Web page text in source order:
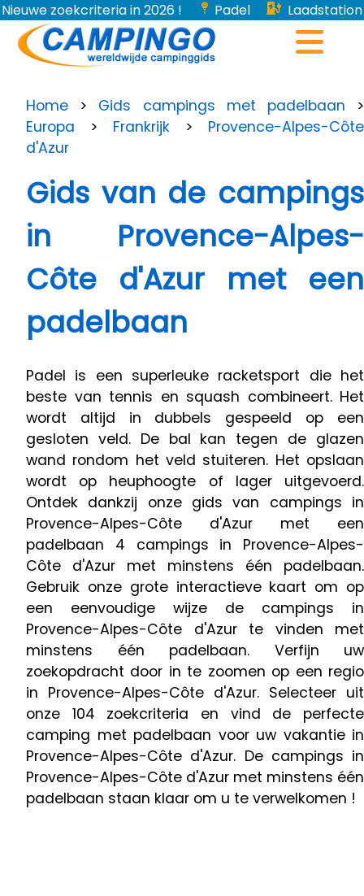
Nieuwe zoekcriteria in 2026 ! Padel
Laadstation
voor elektrische voertuigen...
Home > Gids campings met padelbaan >
Europa > Frankrijk > Provence-Alpes-Côte
d'Azur
Gids van de campings
in Provence-Alpes-
Côte d'Azur met een
padelbaan
Padel is een superleuke racketsport die het
beste van tennis en squash combineert. Het
wordt altijd in dubbels gespeeld op een
gesloten veld. De bal kan tegen de glazen
wand rondom het veld stuiteren. Het opslaan
wordt op heuphoogte of lager uitgevoerd.
Ontdek dankzij onze gids van campings in
Provence-Alpes-Côte d'Azur met een
padelbaan 4 campings in Provence-Alpes-
Côte d'Azur met minstens één padelbaan.
Gebruik onze grote interactieve kaart om op
een eenvoudige wijze de campings in
Provence-Alpes-Côte d'Azur te vinden met
minstens één padelbaan. Verfijn uw
zoekopdracht door in te zoomen op een regio
in Provence-Alpes-Côte d'Azur. Selecteer uit
onze 104 zoekcriteria en vind de perfecte
camping met padelbaan voor uw vakantie in
Provence-Alpes-Côte d'Azur. De campings in
Provence-Alpes-Côte d'Azur met minstens één
padelbaan staan klaar om u te verwelkomen !